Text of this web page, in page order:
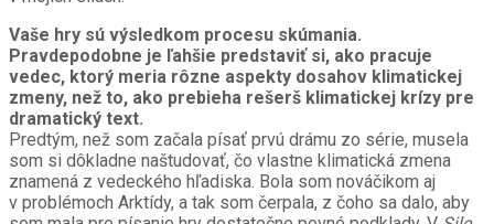
Vaše hry sú výsledkom procesu skúmania.
Pravdepodobne je ľahšie predstaviť si, ako pracuje
vedec, ktorý meria rôzne aspekty dosahov klimatickej
zmeny, než to, ako prebieha rešerš klimatickej krízy pre
dramatický text.
Predtým, než som začala písať prvú drámu zo série, musela
som si dôkladne naštudovať, čo vlastne klimatická zmena
znamená z vedeckého hľadiska. Bola som nováčikom aj
v problémoch Arktídy, a tak som čerpala, z čoho sa dalo, aby